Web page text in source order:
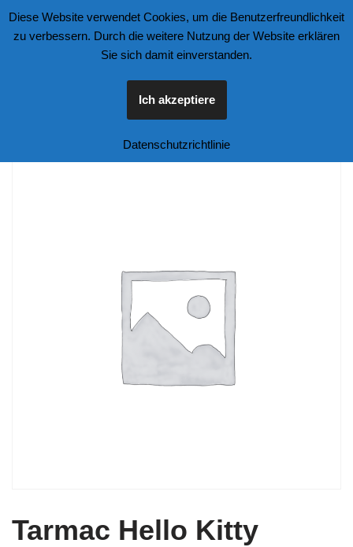
Zum
Tarmac Hello Kitty
Diese Website verwendet Cookies, um die Benutzerfreundlichkeit
zu verbessern. Durch die weitere Nutzung der Website erklären
Sie sich damit einverstanden.
Ich akzeptiere
Datenschutzrichtlinie